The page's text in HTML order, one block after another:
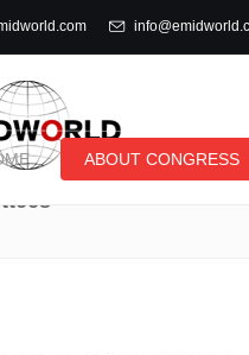
ABOUT CONGRESS